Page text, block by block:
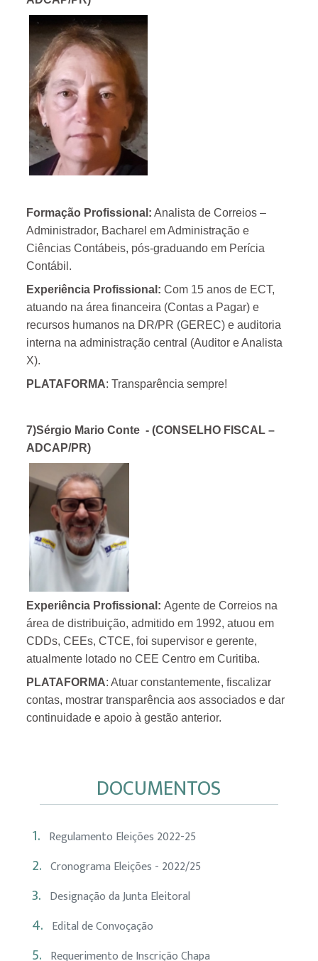
Formação Profissional: Analista de Correios –
Administrador, Bacharel em Administração e
Ciências Contábeis, pós-graduando em Perícia
Contábil.
Experiência Profissional: Com 15 anos de ECT,
atuando na área financeira (Contas a Pagar) e
recursos humanos na DR/PR (GEREC) e auditoria
interna na administração central (Auditor e Analista
X).
PLATAFORMA: Transparência sempre!
7)Sérgio Mario Conte - (CONSELHO FISCAL –
ADCAP/PR)
Experiência Profissional:Agente de Correios na
área de distribuição, admitido em 1992, atuou em
CDDs, CEEs, CTCE, foi supervisor e gerente,
atualmente lotado no CEE Centro em Curitiba.
PLATAFORMA: Atuar constantemente, fiscalizar
contas, mostrar transparência aos associados e dar
continuidade e apoio à gestão anterior.
DOCUMENTOS
1. Regulamento Eleições 2022-25
2. Cronograma Eleições - 2022/25
3. Designação da Junta Eleitoral
4. Edital de Convoçação
5. Requerimento de Inscrição Chapa